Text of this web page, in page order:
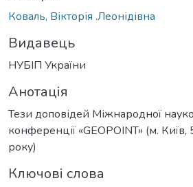
Коваль, Вікторія .Леонідівна
Видавець
НУБІП України
Анотація
Тези доповідей Міжнародної
конференції «GEOPOINT» (м.
року)
Ключові слова